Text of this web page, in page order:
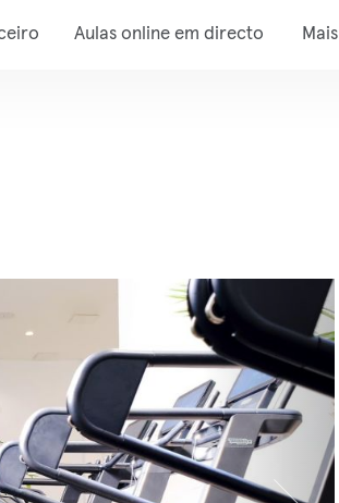
Aulas online em directo Mais